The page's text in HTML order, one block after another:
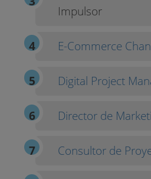
Impulsor
E-Commerce
Digital Project
Director de
Consultor de